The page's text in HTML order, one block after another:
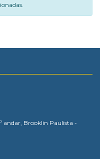
andar, Brooklin Paulista -